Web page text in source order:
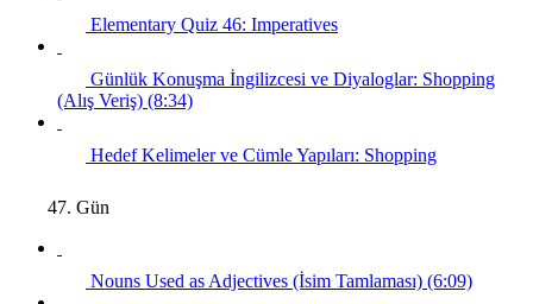
Elementary Quiz 46: Imperatives
Günlük Konuşma İngilizcesi ve Diyaloglar: Shopping
(Alış Veriş) (8:34)
Hedef Kelimeler ve Cümle Yapıları: Shopping
47. Gün
Nouns Used as Adjectives (İsim Tamlaması) (6:09)